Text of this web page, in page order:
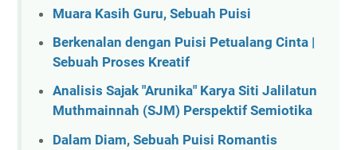
Muara Kasih Guru, Sebuah Puisi
Berkenalan dengan Puisi Petualang Cinta |
Sebuah Proses Kreatif
Analisis Sajak "Arunika" Karya Siti Jalilatun
Muthmainnah (SJM) Perspektif Semiotika
Dalam Diam, Sebuah Puisi Romantis